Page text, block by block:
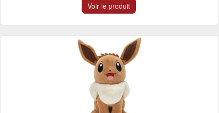
Voir le produit